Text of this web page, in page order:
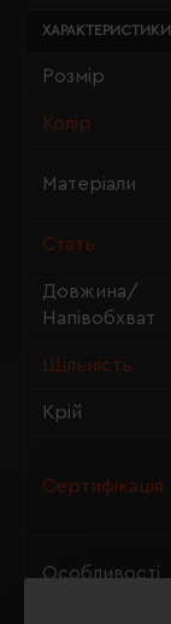
ХАРАКТЕРИСТИКИ
Розмір
Колір
Матеріали
Стать
Довжина/
Напівобхват
Щільність
Крій
Сертифікація
Особливості